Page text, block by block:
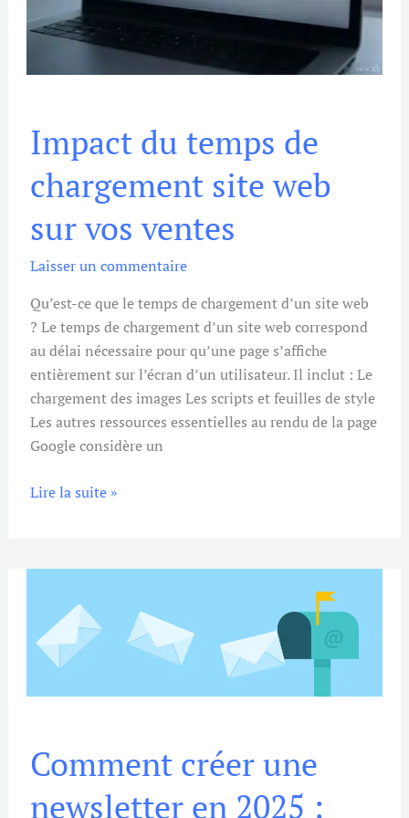
Impact du temps de
chargement site web
sur vos ventes
Laisser un commentaire
Qu’est-ce que le temps de chargement d’un site web
? Le temps de chargement d’un site web correspond
au délai nécessaire pour qu’une page s’affiche
entièrement sur l’écran d’un utilisateur. Il inclut : Le
chargement des images Les scripts et feuilles de style
Les autres ressources essentielles au rendu de la page
Google considère un
du
temps
de
chargement
site
sur
vos
ventes
Lire la suite »
Comment créer une
newsletter en 2025 :
créer
une
newsletter